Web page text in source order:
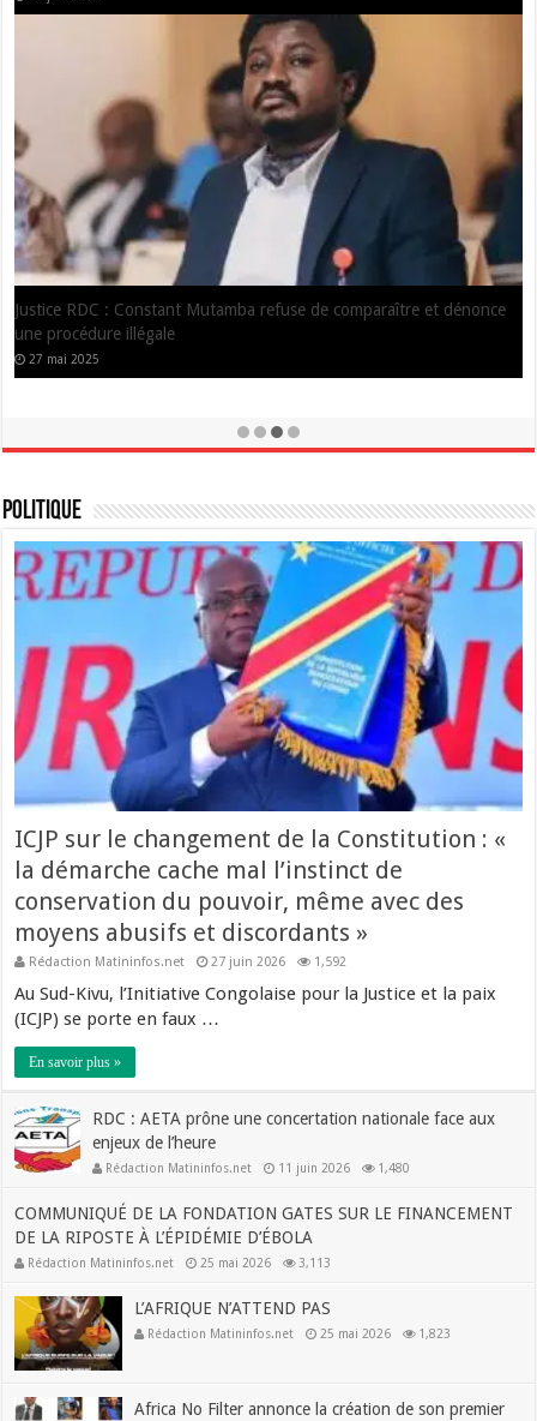
RDC : Impliqués dans la fraude électorale, les gouverneurs de
Kinshasa, Equateur et Mongala suspendus
12 janvier 2024
Politique
ICJP sur le changement de la Constitution : «
la démarche cache mal l’instinct de
conservation du pouvoir, même avec des
moyens abusifs et discordants »
Rédaction Matininfos.net 27 juin 2026 1,592
Au Sud-Kivu, l’Initiative Congolaise pour la Justice et la paix
(ICJP) se porte en faux …
En savoir plus »
RDC : AETA prône une concertation nationale face aux
enjeux de l’heure
Rédaction Matininfos.net 11 juin 2026 1,480
COMMUNIQUÉ DE LA FONDATION GATES SUR LE FINANCEMENT
DE LA RIPOSTE À L’ÉPIDÉMIE D’ÉBOLA
Rédaction Matininfos.net 25 mai 2026 3,113
L’AFRIQUE N’ATTEND PAS
Rédaction Matininfos.net 25 mai 2026 1,823
Africa No Filter annonce la création de son premier